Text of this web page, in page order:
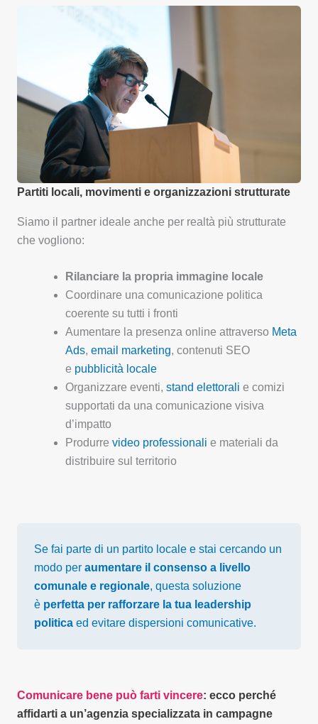
Partiti locali, movimenti e organizzazioni strutturate
Siamo il partner ideale anche per realtà più strutturate
che vogliono:
Rilanciare la propria immagine locale
Coordinare una comunicazione politica
coerente su tutti i fronti
Aumentare la presenza online attraverso Meta
Ads, email marketing, contenuti SEO
e pubblicità locale
Organizzare eventi, stand elettorali e comizi
supportati da una comunicazione visiva
d’impatto
Produrre video professionali e materiali da
distribuire sul territorio
Se fai parte di un partito locale e stai cercando un
modo per aumentare il consenso a livello
comunale e regionale, questa soluzione
è perfetta per rafforzare la tua leadership
politica ed evitare dispersioni comunicative.
Comunicare bene può farti vincere: ecco perché
affidarti a un’agenzia specializzata in campagne